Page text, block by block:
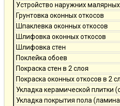
Устройство наружних малярных
Грунтовка оконных откосов
Шпаклевка оконных откосов
Шлифовка оконных откосов
Шлифовка стен
Поклейка обоев
Покраска стен в 2 слоя
Покраска оконных откосов в 2
Укладка керамической плитки
Укладка покрытия пола